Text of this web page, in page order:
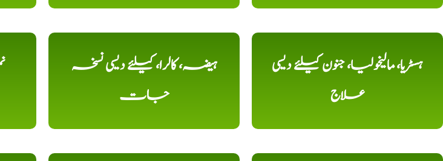
ہیضہ، کالرا، کیلئے دیسی نسخہ
جات
ہسٹریا، مالیخولیا، جنون کیلئے دیسی
علاج